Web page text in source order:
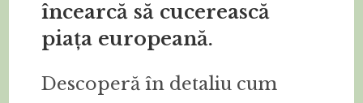
încearcă să cucerească
piața europeană.
Descoperă în detaliu cum